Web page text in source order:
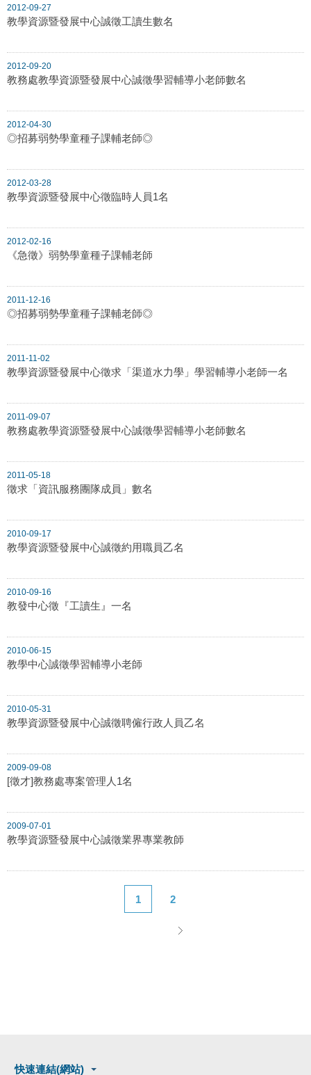
2012-09-27
教學資源暨發展中心誠徵工讀生數名
2012-09-20
教務處教學資源暨發展中心誠徵學習輔導小老師數名
2012-04-30
◎招募弱勢學童種子課輔老師◎
2012-03-28
教學資源暨發展中心徵臨時人員1名
2012-02-16
《急徵》弱勢學童種子課輔老師
2011-12-16
◎招募弱勢學童種子課輔老師◎
2011-11-02
教學資源暨發展中心徵求「渠道水力學」學習輔導小老師一名
2011-09-07
教務處教學資源暨發展中心誠徵學習輔導小老師數名
2011-05-18
徵求「資訊服務團隊成員」數名
2010-09-17
教學資源暨發展中心誠徵約用職員乙名
2010-09-16
教發中心徵『工讀生』一名
2010-06-15
教學中心誠徵學習輔導小老師
2010-05-31
教學資源暨發展中心誠徵聘僱行政人員乙名
2009-09-08
[徵才]教務處專案管理人1名
2009-07-01
教學資源暨發展中心誠徵業界專業教師
1 2
快速連結(網站)